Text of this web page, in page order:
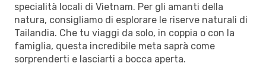
specialità locali di Vietnam. Per gli amanti della
natura, consigliamo di esplorare le riserve naturali di
Tailandia. Che tu viaggi da solo, in coppia o con la
famiglia, questa incredibile meta saprà come
sorprenderti e lasciarti a bocca aperta.